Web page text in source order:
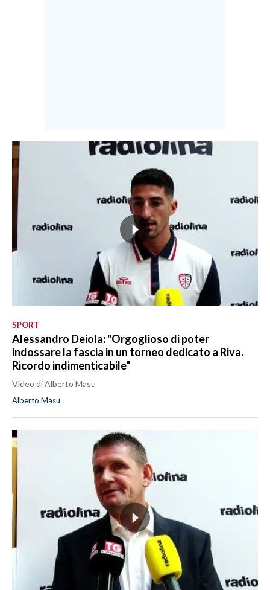
SPORT
Alessandro Deiola: "Orgoglioso di poter
indossare la fascia in un torneo dedicato a Riva.
Ricordo indimenticabile"
Video di Alberto Masu
Alberto Masu